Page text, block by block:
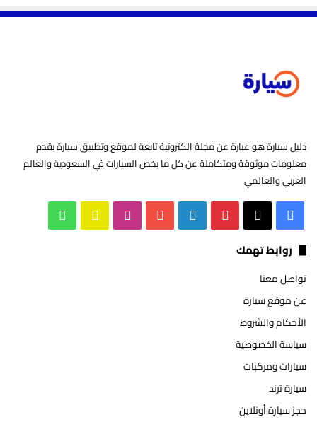
دليل سيارة هو عبارة عن مجلة الكترونية تابعة لموقع وتطبيق سيارة يقدم
معلومات موثوقة ومتكاملة عن كل ما يخص السيارات في السعودية والعالم
العربي والعالمي
فيسبوك بينتيريست لينكدإن ‫YouTube انستقرام سناب
روابط تهمك
تواصل معنا
عن موقع سيارة
الأحكام والشروط
سياسة الخصوصية
سيارات ومركبات
سيارة ترند
حجز سيارة أونلاين